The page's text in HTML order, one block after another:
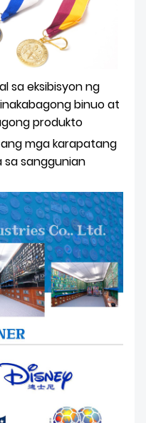
sa eksibisyon ng
binuo at
produkto
mga karapatang
sa sanggunian